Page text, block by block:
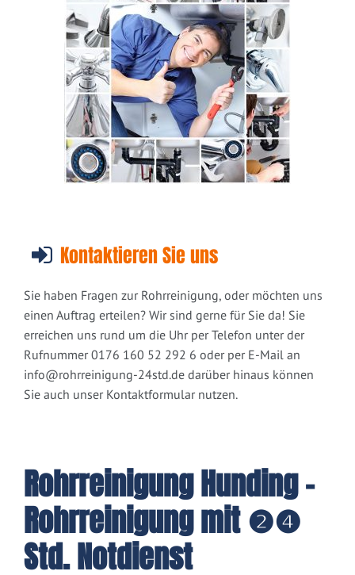
Kontaktieren Sie uns
Sie haben Fragen zur Rohrreinigung, oder möchten uns
einen Auftrag erteilen? Wir sind gerne für Sie da! Sie
erreichen uns rund um die Uhr per Telefon unter der
Rufnummer 0176 160 52 292 6 oder per E-Mail an
info@rohrreinigung-24std.de darüber hinaus können
Sie auch unser Kontaktformular nutzen.
Rohrreinigung Hunding -
Rohrreinigung mit ❷❹
Std. Notdienst